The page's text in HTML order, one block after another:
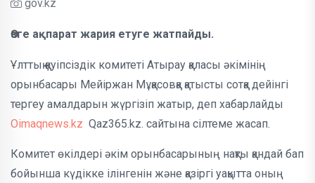
gov.kz
Өзге ақпарат жария етуге жатпайды.
Ұлттық қауіпсіздік комитеті Атырау қаласы әкімінің
орынбасары Мейіржан Мұқасовқа қатысты сотқа дейінгі
тергеу амалдарын жүргізіп жатыр, деп хабарлайды
Oimaqnews.kz Qaz365.kz. сайтына сілтеме жасап.
Комитет өкілдері әкім орынбасарының нақты қандай бап
бойынша күдікке ілінгенін және қазіргі уақытта оның